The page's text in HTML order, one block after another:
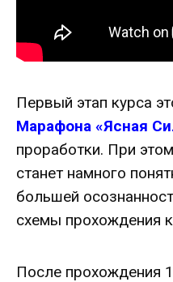
Первый этап курса
Марафона «Ясная
проработки. При
станет намного
большей
схемы прохождения
После прохождения